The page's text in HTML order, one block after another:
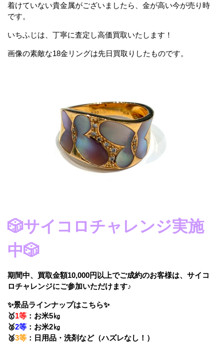
着けていない貴金属がございましたら、金が高い今が売り時
です。
いちふじは、丁寧に査定し高価買取いたします！
画像の素敵な18金リングは先日買取りしたものです。
🎲サイコロチャレンジ実施
中🎲
期間中、買取金額10,000円以上でご成約のお客様は、サイコ
ロチャレンジにご参加いただけます♪
✨景品ラインナップはこちら✨
🥇1等 ：お米5㎏
🥈2等 ：お米2㎏
🥉3等 ：日用品・洗剤など（ハズレなし！）